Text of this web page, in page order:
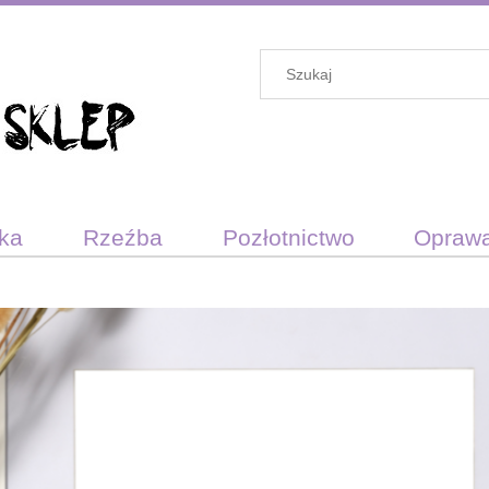
Rzeźba Pozłotnictwo